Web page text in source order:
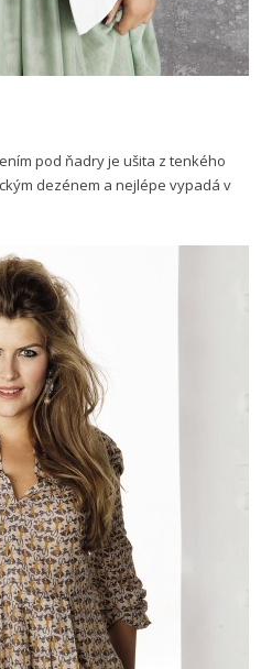
pod ňadry je ušita z tenkého
dezénem a nejlépe vypadá v